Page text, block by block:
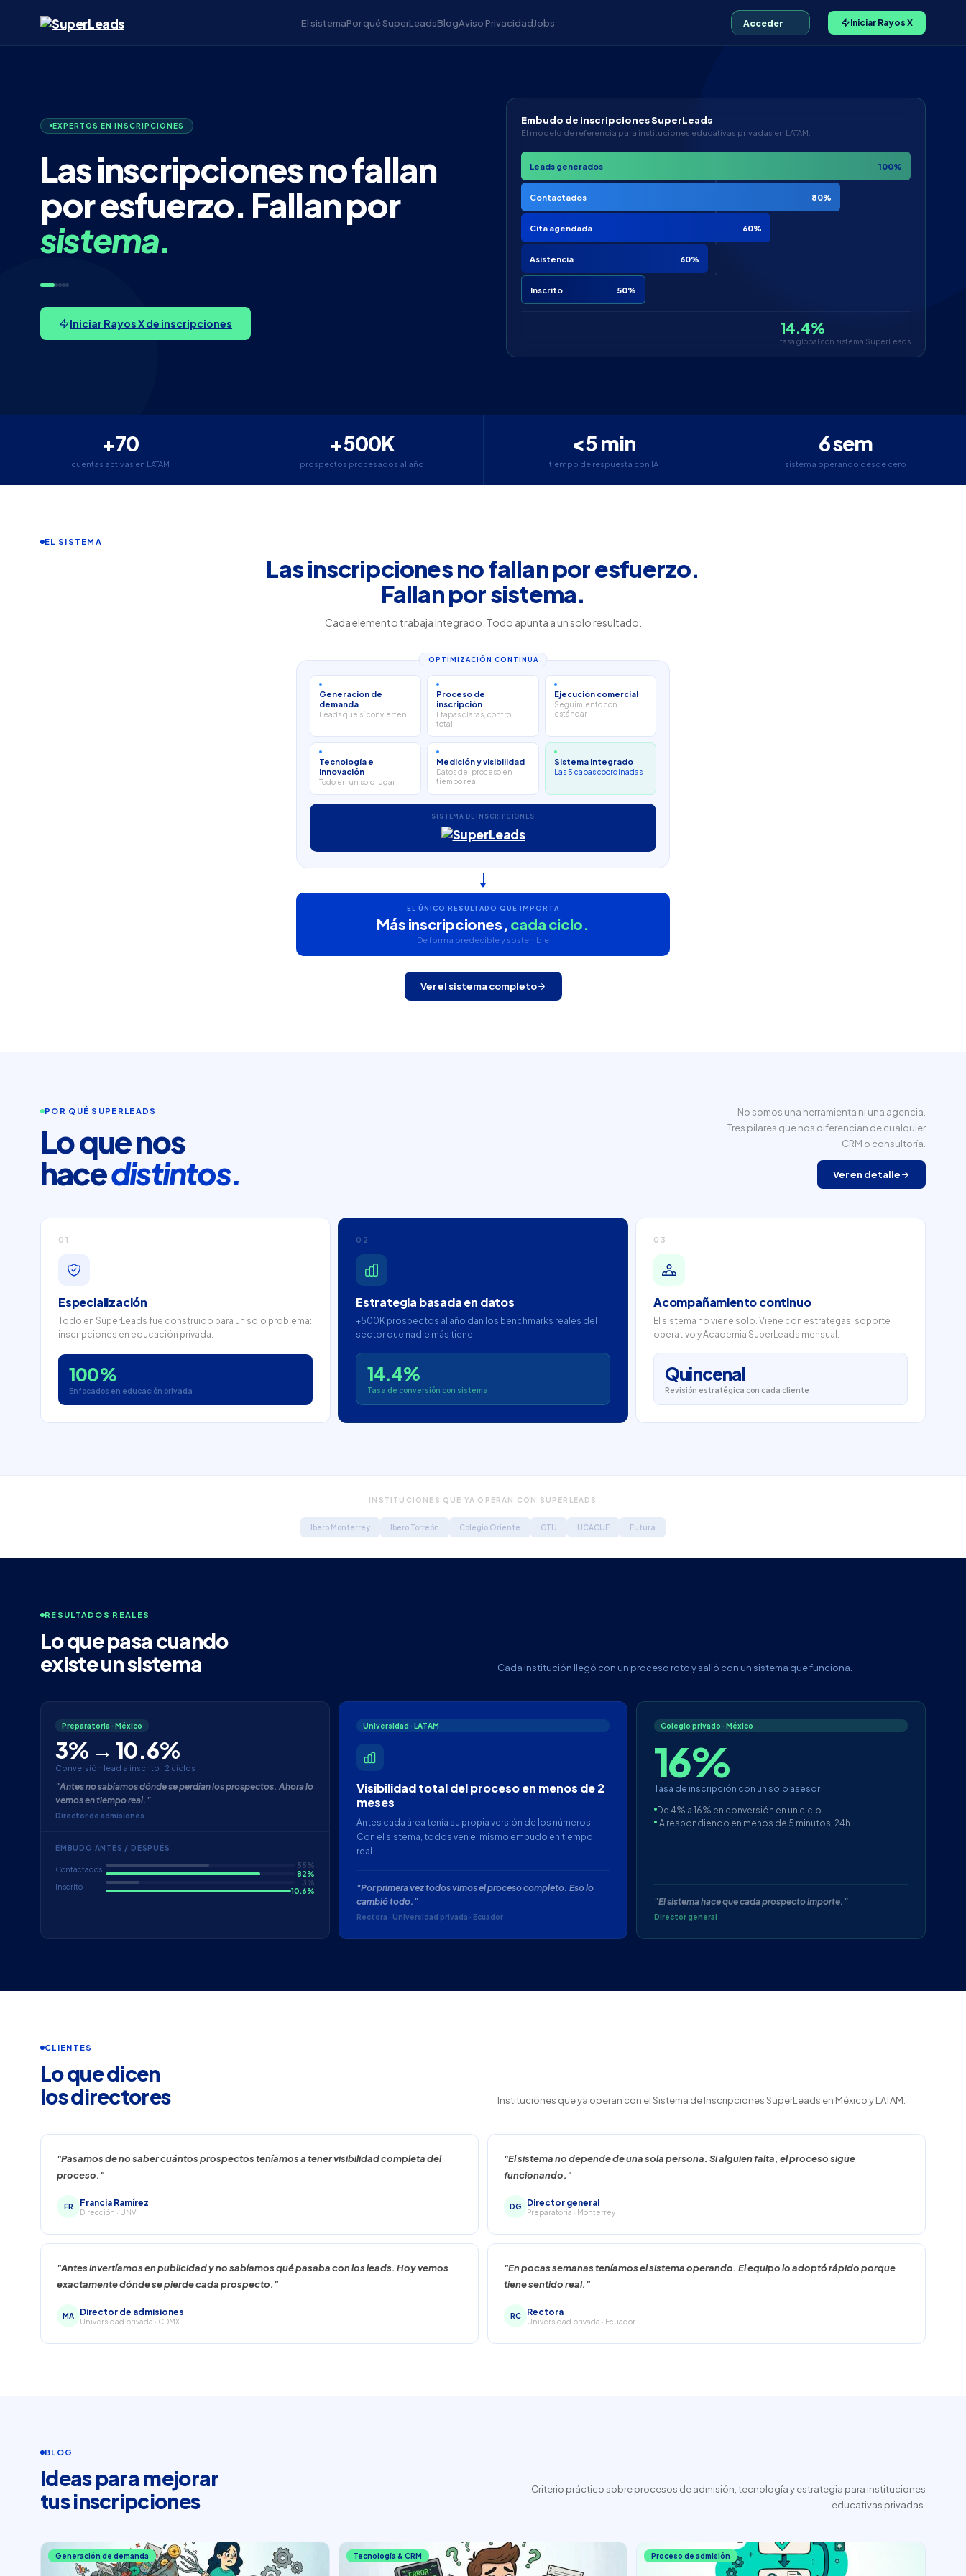
El sistemaPor qué SuperLeadsBlogAviso PrivacidadJobs Acceder Iniciar Rayos X
EXPERTOS EN INSCRIPCIONES
Las inscripciones no fallan
por esfuerzo. Fallan por
sistema.
Iniciar Rayos X de inscripciones
Embudo de inscripciones SuperLeads
El modelo de referencia para instituciones educativas privadas en LATAM.
Leads generados 100%
Contactados 80%
Cita agendada 60%
Asistencia 60%
Inscrito 50%
14.4%
tasa global con sistema SuperLeads
+70
cuentas activas en LATAM
+500K
prospectos procesados al año
<5 min
tiempo de respuesta con IA
6 sem
sistema operando desde cero
EL SISTEMA
Las inscripciones no fallan por esfuerzo.
Fallan por sistema.
Cada elemento trabaja integrado. Todo apunta a un solo resultado.
OPTIMIZACIÓN CONTINUA
Generación de
demanda
Leads que sí convierten
Proceso de
inscripción
Etapas claras, control
total
Ejecución comercial
Seguimiento con
estándar
Tecnología e
innovación
Todo en un solo lugar
Medición y visibilidad
Datos del proceso en
tiempo real
Sistema integrado
Las 5 capas coordinadas
SISTEMA DE INSCRIPCIONES
EL ÚNICO RESULTADO QUE IMPORTA
Más inscripciones, cada ciclo.
De forma predecible y sostenible
Ver el sistema completo
POR QUÉ SUPERLEADS
Lo que nos
hacedistintos.
No somos una herramienta ni una agencia.
Tres pilares que nos diferencian de cualquier
CRM o consultoría.
Ver en detalle
01
Especialización
Todo en SuperLeads fue construido para un solo problema:
inscripciones en educación privada.
100%
Enfocados en educación privada
02
Estrategia basada en datos
+500K prospectos al año dan los benchmarks reales del
sector que nadie más tiene.
14.4%
Tasa de conversión con sistema
03
Acompañamiento continuo
El sistema no viene solo. Viene con estrategas, soporte
operativo y Academia SuperLeads mensual.
Quincenal
Revisión estratégica con cada cliente
INSTITUCIONES QUE YA OPERAN CON SUPERLEADS
Ibero Monterrey Ibero Torreón Colegio Oriente GTU UCACUE Futura
RESULTADOS REALES
Lo que pasa cuando
existe un sistema
Cada institución llegó con un proceso roto y salió con un sistema que funciona.
Preparatoria · México
3% → 10.6%
Conversión lead a inscrito · 2 ciclos
"Antes no sabíamos dónde se perdían los prospectos. Ahora lo
vemos en tiempo real."
Director de admisiones
EMBUDO ANTES / DESPUÉS
Contactados
55%
82%
Inscrito
3%
10.6%
Universidad · LATAM
Visibilidad total del proceso en menos de 2
meses
Antes cada área tenía su propia versión de los números.
Con el sistema, todos ven el mismo embudo en tiempo
real.
"Por primera vez todos vimos el proceso completo. Eso lo
cambió todo."
Rectora · Universidad privada · Ecuador
Colegio privado · México
16%
Tasa de inscripción con un solo asesor
De 4% a 16% en conversión en un ciclo
IA respondiendo en menos de 5 minutos, 24h
"El sistema hace que cada prospecto importe."
Director general
CLIENTES
Lo que dicen
los directores
Instituciones que ya operan con el Sistema de Inscripciones SuperLeads en México y LATAM.
"Pasamos de no saber cuántos prospectos teníamos a tener visibilidad completa del
proceso."
FR Francia Ramírez
Dirección · UNV
"El sistema no depende de una sola persona. Si alguien falta, el proceso sigue
funcionando."
DG Director general
Preparatoria · Monterrey
"Antes invertíamos en publicidad y no sabíamos qué pasaba con los leads. Hoy vemos
exactamente dónde se pierde cada prospecto."
MA Director de admisiones
Universidad privada · CDMX
"En pocas semanas teníamos el sistema operando. El equipo lo adoptó rápido porque
tiene sentido real."
RC Rectora
Universidad privada · Ecuador
BLOG
Ideas para mejorar
tus inscripciones
Criterio práctico sobre procesos de admisión, tecnología y estrategia para instituciones
educativas privadas.
Generación de demanda Tecnología & CRM Proceso de admisión